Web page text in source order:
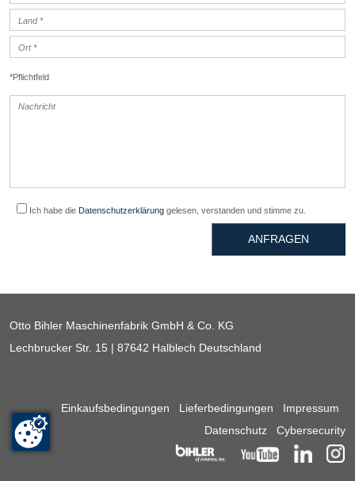
*Pflichtfeld
Ich habe die Datenschutzerklärunggelesen, verstanden und stimme zu.
ANFRAGEN
Otto Bihler Maschinenfabrik GmbH & Co. KG
Lechbrucker Str. 15 | 87642 Halblech Deutschland
Einkaufsbedingungen Lieferbedingungen
Impressum
Datenschutz
Cybersecurity